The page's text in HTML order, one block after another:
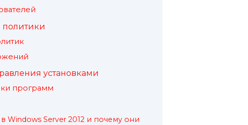
политики
установками
программ
Windows Server 2012 и почему они